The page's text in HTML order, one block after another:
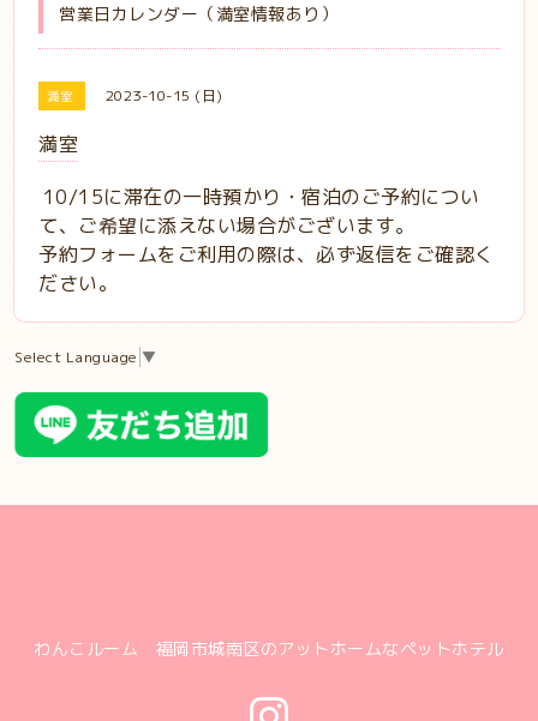
営業日カレンダー（満室情報あり）
満室 2023-10-15 (日)
満室
10/15に滞在の一時預かり・宿泊のご予約につい
て、ご希望に添えない場合がございます。
予約フォームをご利用の際は、必ず返信をご確認く
ださい。
Select Language ▼
わんこルーム 福岡市城南区のアットホームなペットホテル